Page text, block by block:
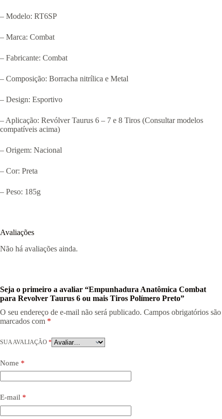
– Modelo: RT6SP
– Marca: Combat
– Fabricante: Combat
– Composição: Borracha nitrílica e Metal
– Design: Esportivo
– Aplicação: Revólver Taurus 6 – 7 e 8 Tiros (Consultar modelos
compatíveis acima)
– Origem: Nacional
– Cor: Preta
– Peso: 185g
Avaliações
Não há avaliações ainda.
Seja o primeiro a avaliar “Empunhadura Anatômica Combat
para Revolver Taurus 6 ou mais Tiros Polímero Preto”
O seu endereço de e-mail não será publicado. Campos obrigatórios são
marcados com *
SUA AVALIAÇÃO *
Nome *
E-mail *